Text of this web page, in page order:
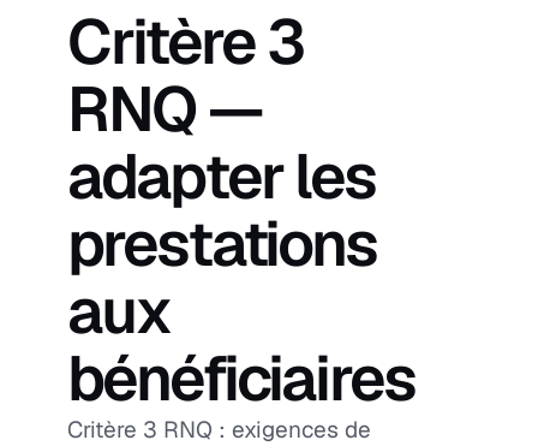
Critère 3
RNQ —
adapter les
prestations
aux
bénéficiaires
Critère 3 RNQ : exigences de